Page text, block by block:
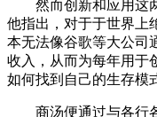
然而创新和应用这两
他指出，对于于世界上
本无法像谷歌等大公司
收入，从而为每年用于
如何找到自己的生存模
商汤便通过与各行各